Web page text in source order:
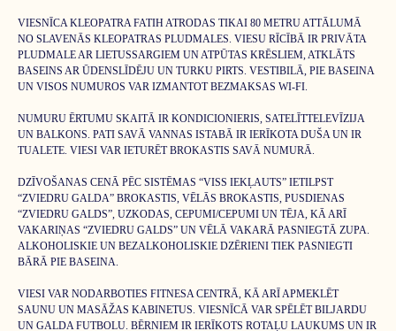
VIESNĪCA KLEOPATRA FATIH ATRODAS TIKAI 80 METRU ATTĀLUMĀ
NO SLAVENĀS KLEOPATRAS PLUDMALES. VIESU RĪCĪBĀ IR PRIVĀTA
PLUDMALE AR LIETUSSARGIEM UN ATPŪTAS KRĒSLIEM, ATKLĀTS
BASEINS AR ŪDENSLĪDĒJU UN TURKU PIRTS. VESTIBILĀ, PIE BASEINA
UN VISOS NUMUROS VAR IZMANTOT BEZMAKSAS WI-FI.
NUMURU ĒRTUMU SKAITĀ IR KONDICIONIERIS, SATELĪTTELEVĪZIJA
UN BALKONS. PATI SAVĀ VANNAS ISTABĀ IR IERĪKOTA DUŠA UN IR
TUALETE. VIESI VAR IETURĒT BROKASTIS SAVĀ NUMURĀ.
DZĪVOŠANAS CENĀ PĒC SISTĒMAS “VISS IEKĻAUTS” IETILPST
“ZVIEDRU GALDA” BROKASTIS, VĒLĀS BROKASTIS, PUSDIENAS
“ZVIEDRU GALDS”, UZKODAS, CEPUMI/CEPUMI UN TĒJA, KĀ ARĪ
VAKARIŅAS “ZVIEDRU GALDS” UN VĒLĀ VAKARĀ PASNIEGTĀ ZUPA.
ALKOHOLISKIE UN BEZALKOHOLISKIE DZĒRIENI TIEK PASNIEGTI
BĀRĀ PIE BASEINA.
VIESI VAR NODARBOTIES FITNESA CENTRĀ, KĀ ARĪ APMEKLĒT
SAUNU UN MASĀŽAS KABINETUS. VIESNĪCĀ VAR SPĒLĒT BILJARDU
UN GALDA FUTBOLU. BĒRNIEM IR IERĪKOTS ROTAĻU LAUKUMS UN IR